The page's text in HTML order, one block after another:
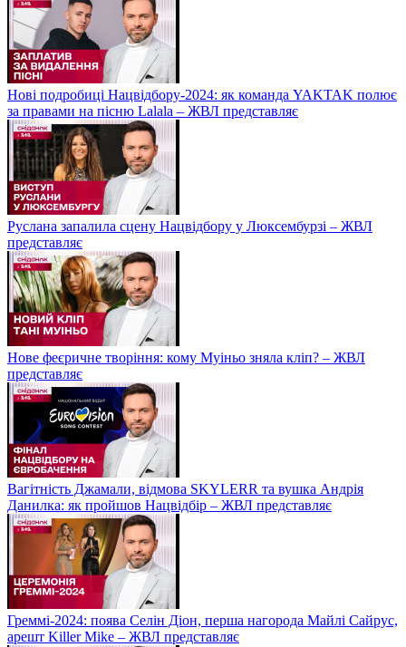
Нові подробиці Нацвідбору-2024: як команда YAKTAK полює
за правами на пісню Lalala – ЖВЛ представляє
Руслана запалила сцену Нацвідбору у Люксембурзі – ЖВЛ
представляє
Нове феєричне творіння: кому Муіньо зняла кліп? – ЖВЛ
представляє
Вагітність Джамали, відмова SKYLERR та вушка Андрія
Данилка: як пройшов Нацвідбір – ЖВЛ представляє
Греммі-2024: поява Селін Діон, перша нагорода Майлі Сайрус,
арешт Killer Mike – ЖВЛ представляє